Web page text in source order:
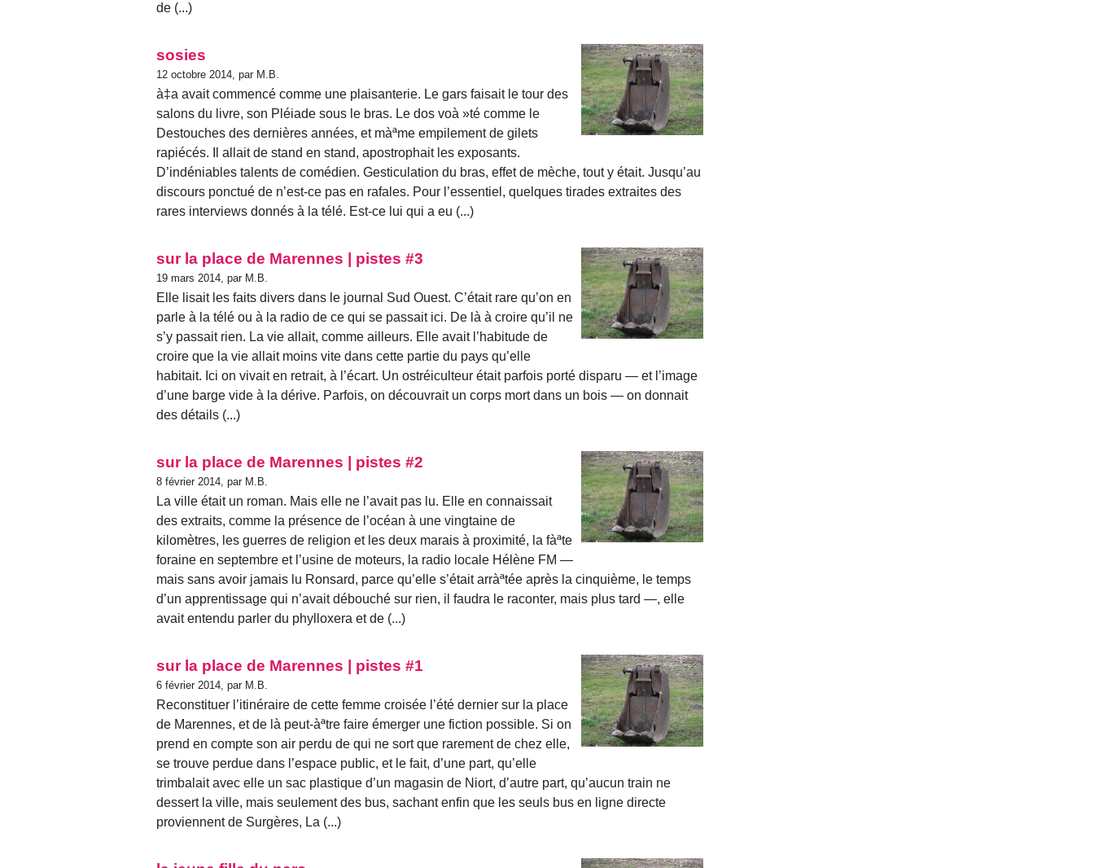
de (...)
sosies
12 octobre 2014, par M.B.
à‡a avait commencé comme une plaisanterie. Le gars faisait le tour des
salons du livre, son Pléiade sous le bras. Le dos voà »té comme le
Destouches des dernières années, et màªme empilement de gilets
rapiécés. Il allait de stand en stand, apostrophait les exposants.
D’indéniables talents de comédien. Gesticulation du bras, effet de mèche, tout y était. Jusqu’au
discours ponctué de n’est-ce pas en rafales. Pour l’essentiel, quelques tirades extraites des
rares interviews donnés à la télé. Est-ce lui qui a eu (...)
sur la place de Marennes | pistes #3
19 mars 2014, par M.B.
Elle lisait les faits divers dans le journal Sud Ouest. C’était rare qu’on en
parle à la télé ou à la radio de ce qui se passait ici. De là à croire qu’il ne
s’y passait rien. La vie allait, comme ailleurs. Elle avait l’habitude de
croire que la vie allait moins vite dans cette partie du pays qu’elle
habitait. Ici on vivait en retrait, à l’écart. Un ostréiculteur était parfois porté disparu — et l’image
d’une barge vide à la dérive. Parfois, on découvrait un corps mort dans un bois — on donnait
des détails (...)
sur la place de Marennes | pistes #2
8 février 2014, par M.B.
La ville était un roman. Mais elle ne l’avait pas lu. Elle en connaissait
des extraits, comme la présence de l’océan à une vingtaine de
kilomètres, les guerres de religion et les deux marais à proximité, la fàªte
foraine en septembre et l’usine de moteurs, la radio locale Hélène FM —
mais sans avoir jamais lu Ronsard, parce qu’elle s’était arràªtée après la cinquième, le temps
d’un apprentissage qui n’avait débouché sur rien, il faudra le raconter, mais plus tard —, elle
avait entendu parler du phylloxera et de (...)
sur la place de Marennes | pistes #1
6 février 2014, par M.B.
Reconstituer l’itinéraire de cette femme croisée l’été dernier sur la place
de Marennes, et de là peut-àªtre faire émerger une fiction possible. Si on
prend en compte son air perdu de qui ne sort que rarement de chez elle,
se trouve perdue dans l’espace public, et le fait, d’une part, qu’elle
trimbalait avec elle un sac plastique d’un magasin de Niort, d’autre part, qu’aucun train ne
dessert la ville, mais seulement des bus, sachant enfin que les seuls bus en ligne directe
proviennent de Surgères, La (...)